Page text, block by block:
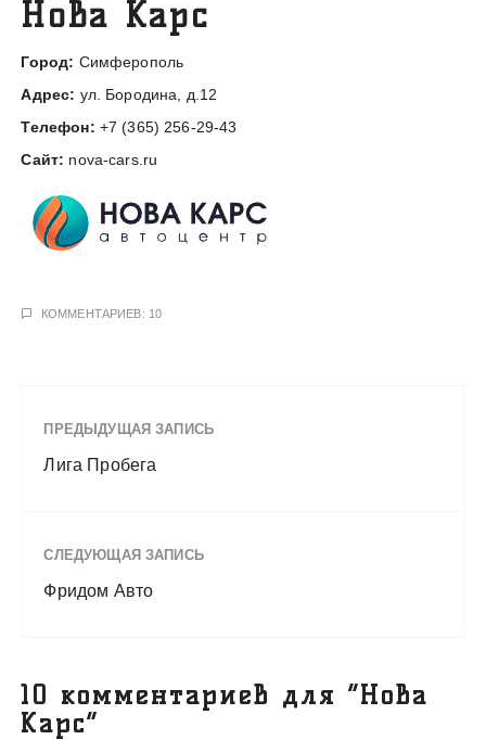
Нова Карс
Город: Симферополь
Адрес: ул. Бородина, д.12
Телефон: +7 (365) 256-29-43
Сайт: nova-cars.ru
КОММЕНТАРИЕВ: 10
ПРЕДЫДУЩАЯ ЗАПИСЬ
Лига Пробега
СЛЕДУЮЩАЯ ЗАПИСЬ
Фридом Авто
10 комментариев для “Нова
Карс”